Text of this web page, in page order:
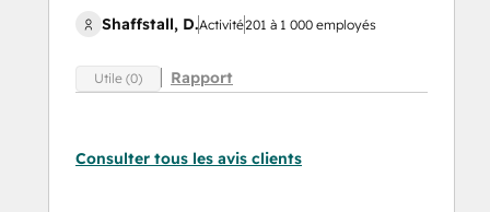
Shaffstall, D.Activité201 à 1 000 employés
Utile (0) Rapport
Consulter tous les avis clients